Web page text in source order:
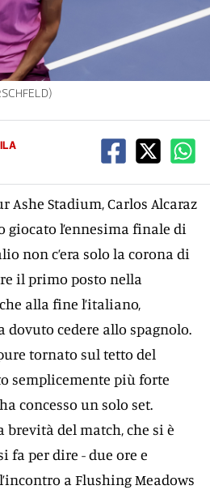
Ashe Stadium, Carlos Alcaraz
giocato l’ennesima finale di
non c’era solo la corona di
il primo posto nella
alla fine l’italiano,
dovuto cedere allo spagnolo.
tornato sul tetto del
semplicemente più forte
concesso un solo set.
del match, che si è
fa per dire - due ore e
a Flushing Meadows